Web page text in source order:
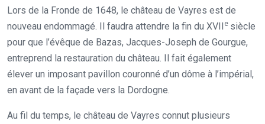
Lors de la Fronde de 1648, le château de Vayres est de
nouveau endommagé. Il faudra attendre la fin du XVII e siècle
pour que l’évêque de Bazas, Jacques-Joseph de Gourgue,
entreprend la restauration du château. Il fait également
élever un imposant pavillon couronné d’un dôme à l’impérial,
en avant de la façade vers la Dordogne.
Au fil du temps, le château de Vayres connut plusieurs